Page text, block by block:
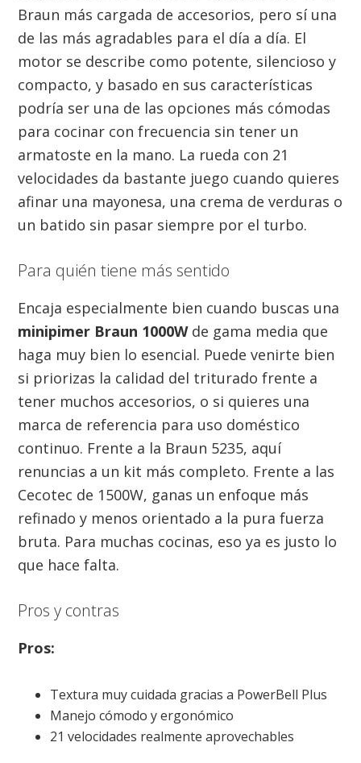
Braun más cargada de accesorios, pero sí una
de las más agradables para el día a día. El
motor se describe como potente, silencioso y
compacto, y basado en sus características
podría ser una de las opciones más cómodas
para cocinar con frecuencia sin tener un
armatoste en la mano. La rueda con 21
velocidades da bastante juego cuando quieres
afinar una mayonesa, una crema de verduras o
un batido sin pasar siempre por el turbo.
Para quién tiene más sentido
Encaja especialmente bien cuando buscas una
minipimer Braun 1000Wde gama media que
haga muy bien lo esencial. Puede venirte bien
si priorizas la calidad del triturado frente a
tener muchos accesorios, o si quieres una
marca de referencia para uso doméstico
continuo. Frente a la Braun 5235, aquí
renuncias a un kit más completo. Frente a las
Cecotec de 1500W, ganas un enfoque más
refinado y menos orientado a la pura fuerza
bruta. Para muchas cocinas, eso ya es justo lo
que hace falta.
Pros y contras
Pros:
Textura muy cuidada gracias a PowerBell Plus
Manejo cómodo y ergonómico
21 velocidades realmente aprovechables